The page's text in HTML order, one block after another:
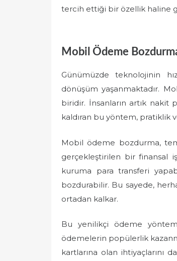
tercih ettiği bir özellik haline
Mobil Ödeme
Günümüzde teknolojinin
dönüşüm yaşanmaktadır.
biridir. İnsanların artık nakit
kaldıran bu yöntem, pratiklik
Mobil ödeme bozdurma,
gerçekleştirilen bir finansal
kuruma para transferi
bozdurabilir. Bu sayede,
ortadan kalkar.
Bu yenilikçi ödeme
ödemelerin popülerlik
kartlarına olan ihtiyaçlarını